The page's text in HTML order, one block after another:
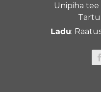
Unipiha tee
Ladu: